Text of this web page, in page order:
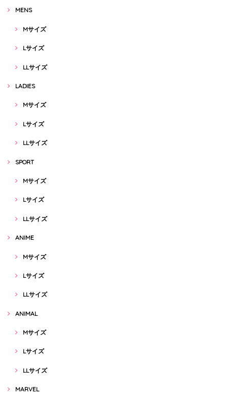
MENS
Mサイズ
Lサイズ
LLサイズ
LADIES
Mサイズ
Lサイズ
LLサイズ
SPORT
Mサイズ
Lサイズ
LLサイズ
ANIME
Mサイズ
Lサイズ
LLサイズ
ANIMAL
Mサイズ
Lサイズ
LLサイズ
MARVEL